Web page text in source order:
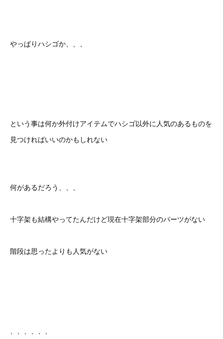
やっぱりハシゴか、、、
という事は何か外付けアイテムでハシゴ以外に人気のあるものを
見つければいいのかもしれない
何があるだろう、、、
十字架も結構やってたんだけど現在十字架部分のパーツがない
階段は思ったよりも人気がない
、、、、、、